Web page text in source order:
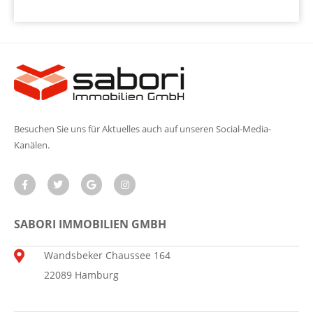
Besuchen Sie uns für Aktuelles auch auf unseren Social-Media-
Kanälen.
SABORI IMMOBILIEN GMBH
Wandsbeker Chaussee 164
22089 Hamburg